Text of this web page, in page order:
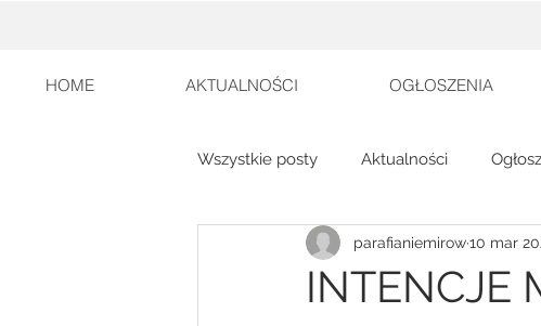
HOME AKTUALNOŚCI OGŁOSZENIA
Wszystkie posty Aktualności
INTENCJE
parafianiemirow10 mar